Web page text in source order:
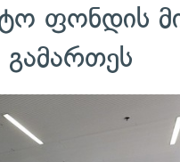
ფონდის
გამართეს